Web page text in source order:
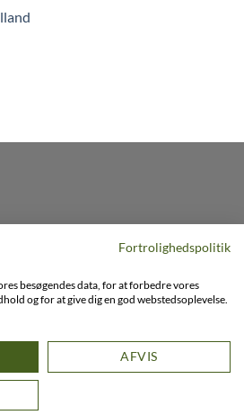
på alle pakker - Husk der er fri
DKK395
PayPal Stripe MasterCard
Cash
INSTAGRAM VIMEO
©
0
Fortrolighedspolitik
besøgendes data, for at forbedre vores
og for at give dig en god webstedsoplevelse.
AFVIS